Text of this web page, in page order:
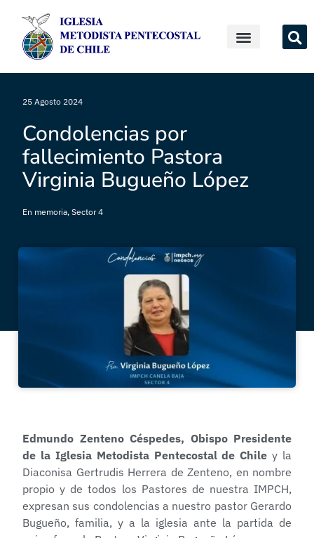
25 Agosto 2024
Condolencias por
fallecimiento Pastora
Virginia Bugueño López
En memoria, Sector 4
Edmundo Zenteno Céspedes, Obispo Presidente
de la Iglesia Metodista Pentecostal de Chile y la
Diaconisa Gertrudis Herrera de Zenteno, en nombre
propio y de todos los Pastores de nuestra IMPCH,
expresan sus condolencias a nuestro pastor Gerardo
Bugueño, familia, y a la iglesia ante la partida de